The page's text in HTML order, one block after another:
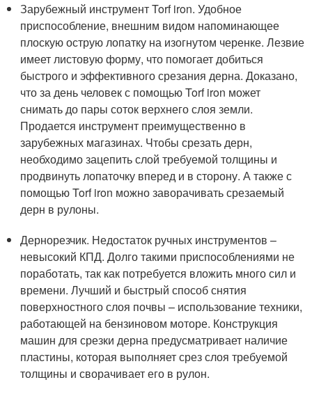
Зарубежный инструмент Torf iron. Удобное
приспособление, внешним видом напоминающее
плоскую острую лопатку на изогнутом черенке. Лезвие
имеет листовую форму, что помогает добиться
быстрого и эффективного срезания дерна. Доказано,
что за день человек с помощью Torf iron может
снимать до пары соток верхнего слоя земли.
Продается инструмент преимущественно в
зарубежных магазинах. Чтобы срезать дерн,
необходимо зацепить слой требуемой толщины и
продвинуть лопаточку вперед и в сторону. А также с
помощью Torf iron можно заворачивать срезаемый
дерн в рулоны.
Дернорезчик. Недостаток ручных инструментов –
невысокий КПД. Долго такими приспособлениями не
поработать, так как потребуется вложить много сил и
времени. Лучший и быстрый способ снятия
поверхностного слоя почвы – использование техники,
работающей на бензиновом моторе. Конструкция
машин для срезки дерна предусматривает наличие
пластины, которая выполняет срез слоя требуемой
толщины и сворачивает его в рулон.